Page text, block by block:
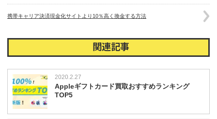
な
ら
サ
ト
が
お
す
す
め！
3
携帯キャリア決済現金化サイトより10％高く換金する方法
関連記事
2020.2.27
Appleギフトカード買取おすすめランキング
TOP5